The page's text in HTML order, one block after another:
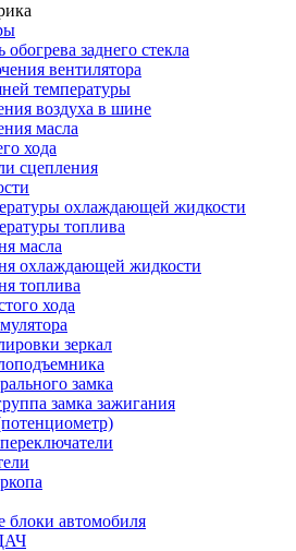
заднего стекла
вентилятора
температуры
воздуха в шине
масла
хода
сцепления
охлаждающей жидкости
топлива
масла
охлаждающей жидкости
топлива
хода
зеркал
замка
замка зажигания
блоки автомобиля